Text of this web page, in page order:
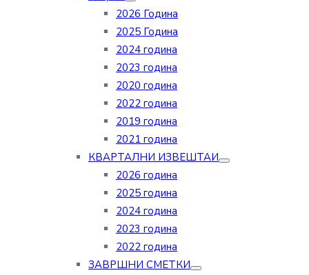
2026 Година
2025 Година
2024 година
2023 година
2020 година
2022 година
2019 година
2021 година
КВАРТАЛНИ ИЗВЕШТАИ
2026 година
2025 година
2024 година
2023 година
2022 година
ЗАВРШНИ СМЕТКИ